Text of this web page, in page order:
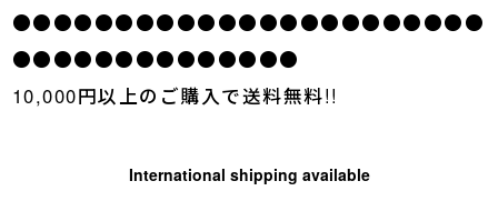
●●●●●●●●●●●●●●●●●●●●●●●
●●●●●●●●●●●●●●
10,000円以上のご購入で送料無料!!
International shipping available